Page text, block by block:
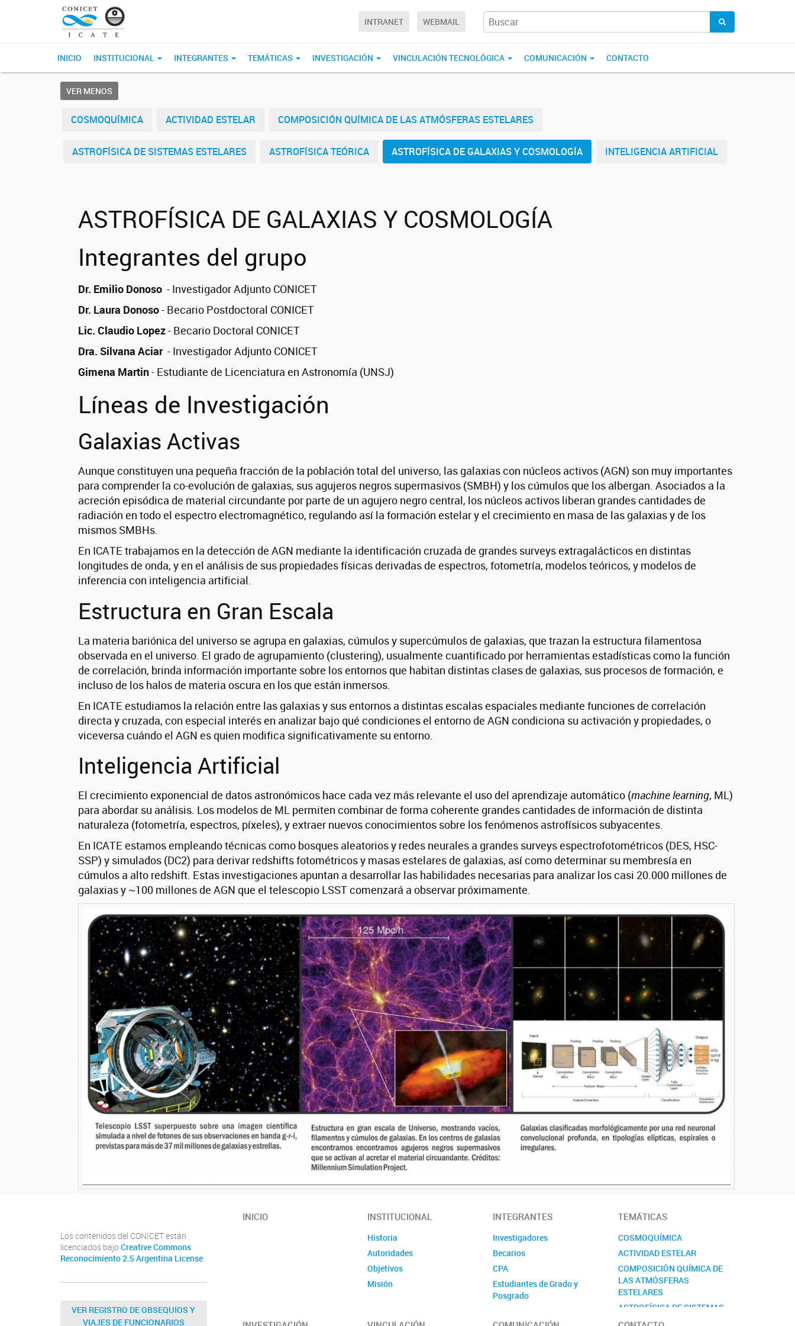
INTRANET WEBMAIL
INICIO INSTITUCIONAL INTEGRANTES TEMÁTICAS INVESTIGACIÓN VINCULACIÓN TECNOLÓGICA COMUNICACIÓN CONTACTO
VER MENOS
COSMOQUÍMICA ACTIVIDAD ESTELAR COMPOSICIÓN QUÍMICA DE LAS ATMÓSFERAS ESTELARES
ASTROFÍSICA DE SISTEMAS ESTELARES ASTROFÍSICA TEÓRICA ASTROFÍSICA DE GALAXIAS Y COSMOLOGÍA INTELIGENCIA ARTIFICIAL
ASTROFÍSICA DE GALAXIAS Y COSMOLOGÍA
Integrantes del grupo
Dr. Emilio Donoso - Investigador Adjunto CONICET
Dr. Laura Donoso- Becario Postdoctoral CONICET
Lic. Claudio Lopez- Becario Doctoral CONICET
Dra. Silvana Aciar - Investigador Adjunto CONICET
Gimena Martin- Estudiante de Licenciatura en Astronomía (UNSJ)
Líneas de Investigación
Galaxias Activas
Aunque constituyen una pequeña fracción de la población total del universo, las galaxias con núcleos activos (AGN) son muy importantes
para comprender la co-evolución de galaxias, sus agujeros negros supermasivos (SMBH) y los cúmulos que los albergan. Asociados a la
acreción episódica de material circundante por parte de un agujero negro central, los núcleos activos liberan grandes cantidades de
radiación en todo el espectro electromagnético, regulando así la formación estelar y el crecimiento en masa de las galaxias y de los
mismos SMBHs.
En ICATE trabajamos en la detección de AGN mediante la identificación cruzada de grandes surveys extragalácticos en distintas
longitudes de onda, y en el análisis de sus propiedades físicas derivadas de espectros, fotometría, modelos teóricos, y modelos de
inferencia con inteligencia artificial.
Estructura en Gran Escala
La materia bariónica del universo se agrupa en galaxias, cúmulos y supercúmulos de galaxias, que trazan la estructura filamentosa
observada en el universo. El grado de agrupamiento (clustering), usualmente cuantificado por herramientas estadísticas como la función
de correlación, brinda información importante sobre los entornos que habitan distintas clases de galaxias, sus procesos de formación, e
incluso de los halos de materia oscura en los que están inmersos.
En ICATE estudiamos la relación entre las galaxias y sus entornos a distintas escalas espaciales mediante funciones de correlación
directa y cruzada, con especial interés en analizar bajo qué condiciones el entorno de AGN condiciona su activación y propiedades, o
viceversa cuándo el AGN es quien modifica significativamente su entorno.
Inteligencia Artificial
El crecimiento exponencial de datos astronómicos hace cada vez más relevante el uso del aprendizaje automático (machine learning, ML)
para abordar su análisis. Los modelos de ML permiten combinar de forma coherente grandes cantidades de información de distinta
naturaleza (fotometría, espectros, píxeles), y extraer nuevos conocimientos sobre los fenómenos astrofísicos subyacentes.
En ICATE estamos empleando técnicas como bosques aleatorios y redes neurales a grandes surveys espectrofotométricos (DES, HSC-
SSP) y simulados (DC2) para derivar redshifts fotométricos y masas estelares de galaxias, así como determinar su membresía en
cúmulos a alto redshift. Estas investigaciones apuntan a desarrollar las habilidades necesarias para analizar los casi 20.000 millones de
galaxias y ~100 millones de AGN que el telescopio LSST comenzará a observar próximamente.
Los contenidos del CONICET están
licenciados bajo Creative Commons
Reconocimiento 2.5 Argentina License
VER REGISTRO DE OBSEQUIOS Y
VIAJES DE FUNCIONARIOS
INICIO INSTITUCIONAL
Historia
Autoridades
Objetivos
Misión
INTEGRANTES
Investigadores
Becarios
CPA
Estudiantes de Grado y
Posgrado
TEMÁTICAS
COSMOQUÍMICA
ACTIVIDAD ESTELAR
COMPOSICIÓN QUÍMICA DE
LAS ATMÓSFERAS
ESTELARES
ASTROFÍSICA DE SISTEMAS